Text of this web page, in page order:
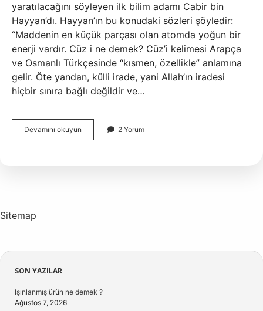
yaratılacağını söyleyen ilk bilim adamı Cabir bin
Hayyan’dı. Hayyan’ın bu konudaki sözleri şöyledir:
“Maddenin en küçük parçası olan atomda yoğun bir
enerji vardır. Cüz i ne demek? Cüz’i kelimesi Arapça
ve Osmanlı Türkçesinde “kısmen, özellikle” anlamına
gelir. Öte yandan, külli irade, yani Allah’ın iradesi
hiçbir sınıra bağlı değildir ve…
Devamını okuyun
I
2 Yorum
Sitemap
Sidebar
SON YAZILAR
Işınlanmış ürün ne demek ?
Ağustos 7, 2026